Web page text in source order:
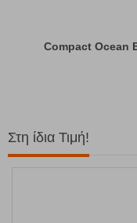
Compact Ocean
Στη ίδια Τιμή!